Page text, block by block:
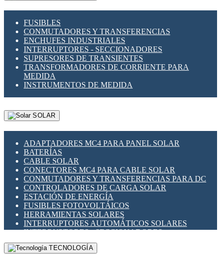
FUSIBLES
CONMUTADORES Y TRANSFERENCIAS
ENCHUFES INDUSTRIALES
INTERRUPTORES - SECCIONADORES
SUPRESORES DE TRANSIENTES
TRANSFORMADORES DE CORRIENTE PARA
MEDIDA
INSTRUMENTOS DE MEDIDA
SOLAR
ADAPTADORES MC4 PARA PANEL SOLAR
BATERÍAS
CABLE SOLAR
CONECTORES MC4 PARA CABLE SOLAR
CONMUTADORES Y TRANSFERENCIAS PARA DC
CONTROLADORES DE CARGA SOLAR
ESTACIÓN DE ENERGÍA
FUSIBLES FOTOVOLTÁICOS
HERRAMIENTAS SOLARES
INTERRUPTORES AUTOMÁTICOS SOLARES
INTERRUPTORES - SECCIONADORES
FOTOVOLTÁICOS
MONTAJE PANEL SOLAR
TECNOLOGÍA